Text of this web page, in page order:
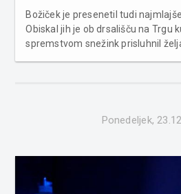
Božiček je presenetil tudi
Obiskal jih je ob drsališču na Trgu
spremstvom snežink prisluhnil
Ponedeljek,